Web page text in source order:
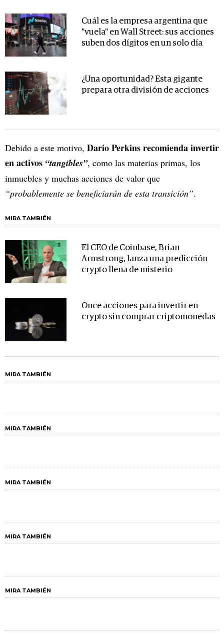
Cuál es la empresa argentina que
"vuela" en Wall Street: sus acciones
suben dos dígitos en un solo día
¿Una oportunidad? Esta gigante
prepara otra división de acciones
Debido a este motivo, Dario Perkins recomienda invertir
en activos “tangibles”, como las materias primas, los
inmuebles y muchas acciones de valor que
“probablemente se beneficiarán de esta transición”.
MIRA TAMBIÉN
El CEO de Coinbase, Brian
Armstrong, lanza una predicción
crypto llena de misterio
Once acciones para invertir en
crypto sin comprar criptomonedas
MIRA TAMBIÉN
MIRA TAMBIÉN
MIRA TAMBIÉN
MIRA TAMBIÉN
MIRA TAMBIÉN